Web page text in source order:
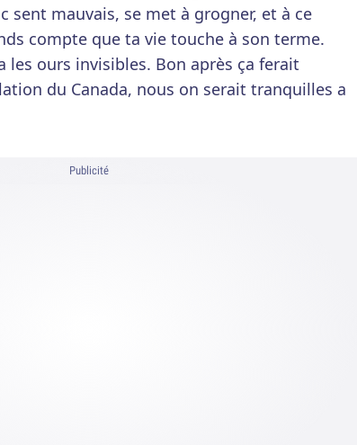
sent mauvais, se met à grogner, et à ce
compte que ta vie touche à son terme.
les ours invisibles. Bon après ça ferait
du Canada, nous on serait tranquilles a
Publicité